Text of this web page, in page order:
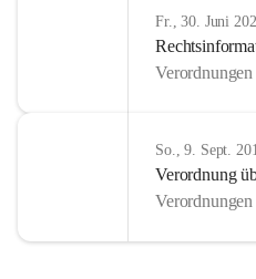
Fr., 30. Juni
Verordnungen
So., 9. Sept.
Verordnung
Verordnungen